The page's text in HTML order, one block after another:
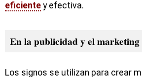
eficiente y efectiva.
En la publicidad y el marketing
Los signos se utilizan para crear